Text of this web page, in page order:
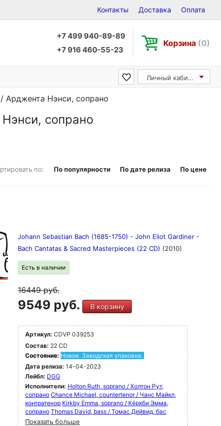
Контакты Доставка Оплата
+7 499 940-89-89
+7 916 460-55-23
Корзина (0)
Личный кабинет
Арджента Нэнси, сопрано
сопрано
по: По популярности По дате релиза По цене
Johann Sebastian Bach (1685-1750) - John Eliot Gardiner -
Bach Cantatas & Sacred Masterpieces (22 CD) (2010)
Есть в наличии
16449руб.
9549 руб. В корзину
Артикул: CDVP 039253
Состав: 22 CD
Состояние: Новое. Заводская упаковка.
Дата релиза: 14-04-2023
Лейбл: DGG
Исполнители: Holton Ruth, soprano / Холтон Рут,
сопрано Chance Michael, countertenor / Чанс Майкл,
контратенор Kirkby Emma, soprano / Кёркби Эмма,
сопрано Thomas David, bass / Томас Дейвид, бас
Показать больше